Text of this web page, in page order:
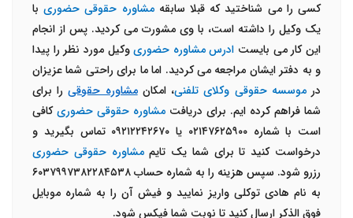
کسی را می شناختید که قبلا سابقهمشاوره حقوقی حضوریبا
یک وکیل را داشته است، با وی مشورت می کردید. پس از انجام
این کار می بایست ادرس مشاوره حضوریوکیل مورد نظر را پیدا
و به دفتر ایشان مراجعه می کردید. اما ما برای راحتی شما عزیزان
درموسسه حقوقی وکلای تلفنی، امکانمشاوره حقوقیرا برای
شما فراهم کرده ایم. برای دریافت مشاوره حقوقی حضوریکافی
است با شماره ۰۲۱۴۷۶۲۵۹۰۰ یا ۰۹۲۱۲۲۴۲۶۷۰ تماس بگیرید و
درخواست کنید تا برای شما یک تایممشاوره حقوقی حضوری
رزرو شود. سپس هزینه را به شماره حساب ۶۰۳۷۹۹۷۳۸۲۲۸۴۵۳۸
به نام هادی توکلی واریز نمایید و فیش آن را به شماره موبایل
فوق الذکر ارسال کنید تا نوبت شما فیکس شود.